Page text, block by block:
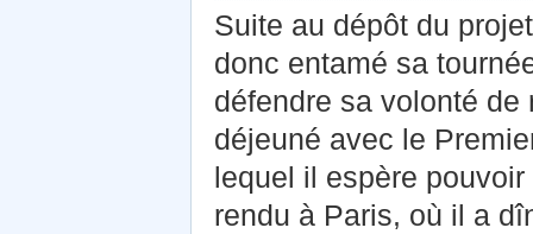
Suite au dépôt du
donc entamé sa
défendre sa volonté
déjeuné avec le
lequel il espère
rendu à Paris, où il a